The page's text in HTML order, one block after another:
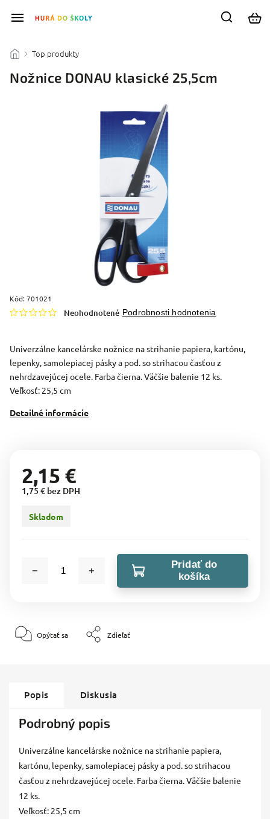
/ Top produkty
Nožnice DONAU klasické 25,5cm
Kód:701021
Neohodnotené Podrobnosti hodnotenia
Univerzálne kancelárske nožnice na strihanie papiera, kartónu,
lepenky, samolepiacej pásky a pod. so strihacou časťou z
nehrdzavejúcej ocele. Farba čierna. Väčšie balenie 12 ks.
Veľkosť: 25,5 cm
Detailné informácie
2,15 €
1,75 € bez DPH
Skladom
Pridať do
košíka
Opýtať sa Zdieľať
Popis Diskusia
Podrobný popis
Univerzálne kancelárske nožnice na strihanie papiera,
kartónu, lepenky, samolepiacej pásky a pod. so strihacou
časťou z nehrdzavejúcej ocele. Farba čierna. Väčšie balenie
12 ks.
Veľkosť: 25,5 cm